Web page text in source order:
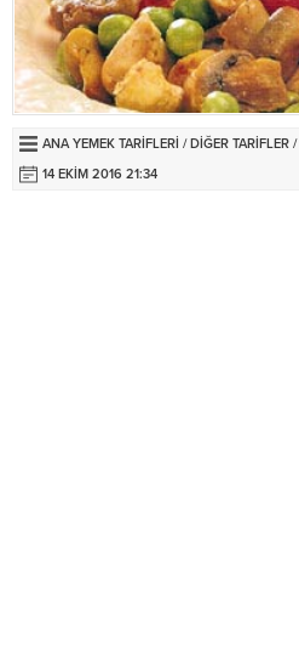
ANA YEMEK TARIFLERI /DIĞER TARIFLER /
14 EKIM 2016 21:34